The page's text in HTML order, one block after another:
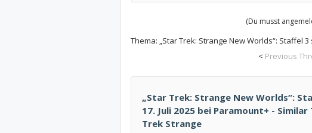
(Du musst
Thema: „Star Trek: Strange New Worlds“: Staffel
< Previous
„Star Trek: Strange New Worlds“:
17. Juli 2025 bei Paramount+ -
Trek Strange